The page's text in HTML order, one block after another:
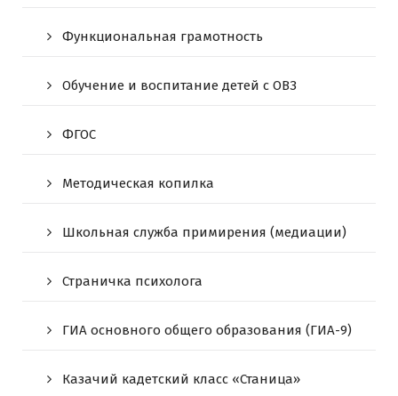
Функциональная грамотность
Обучение и воспитание детей с ОВЗ
ФГОС
Методическая копилка
Школьная служба примирения (медиации)
Страничка психолога
ГИА основного общего образования (ГИА-9)
Казачий кадетский класс «Станица»